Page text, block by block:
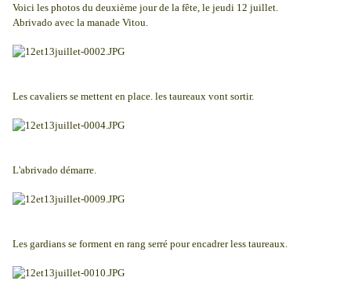
Voici les photos du deuxième jour de la fête, le jeudi 12 juillet.
Abrivado avec la manade Vitou.
Les cavaliers se mettent en place. les taureaux vont sortir.
L'abrivado démarre.
Les gardians se forment en rang serré pour encadrer less taureaux.